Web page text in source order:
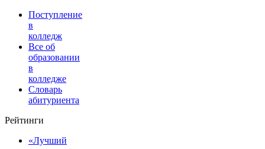
Поступление
в
колледж
Все об
образовании
в
колледже
Словарь
абитуриента
Рейтинги
«Лучший